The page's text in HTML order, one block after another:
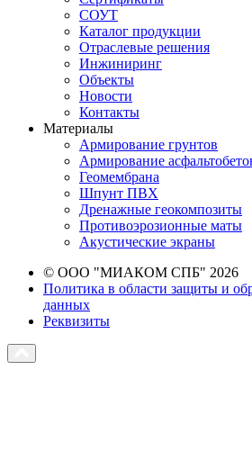
СОУТ
Каталог продукции
Отраслевые решения
Инжиниринг
Объекты
Новости
Контакты
Материалы
Армирование грунтов
Армирование
Геомембрана
Шпунт ПВХ
Дренажные геокомпозиты
Противоэрозионные маты
Акустические экраны
© ООО "МИАКОМ СПБ" 2026
Политика в области защиты и
данных
Реквизиты